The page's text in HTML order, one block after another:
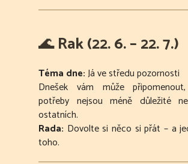
🌊Rak (22. 6. – 22. 7.)
Téma dne:Já ve středu pozornosti
Dnešek vám může
potřeby nejsou méně důležité
ostatních.
Rada: Dovolte si něco si přát – a
toho.